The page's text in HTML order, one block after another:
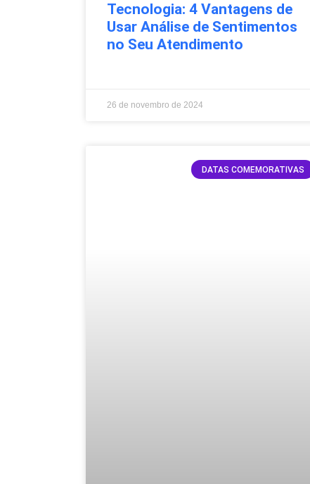
Tecnologia: 4 Vantagens de
Usar Análise de Sentimentos
no Seu Atendimento
26 de novembro de 2024
DATAS COMEMORATIVAS